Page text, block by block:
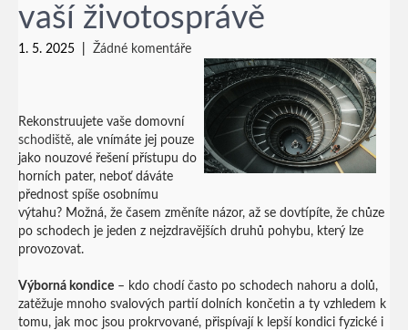
vaší životosprávě
1. 5. 2025 Žádné komentáře
Rekonstruujete vaše domovní
schodiště, ale vnímáte jej pouze
jako nouzové řešení přístupu do
horních pater, neboť dáváte
přednost spíše osobnímu
výtahu? Možná, že časem změníte názor, až se dovtípíte, že chůze
po schodech je jeden z nejzdravějších druhů pohybu, který lze
provozovat.
Výborná kondice – kdo chodí často po schodech nahoru a dolů,
zatěžuje mnoho svalových partií dolních končetin a ty vzhledem k
tomu, jak moc jsou prokrvované, přispívají k lepší kondici fyzické i